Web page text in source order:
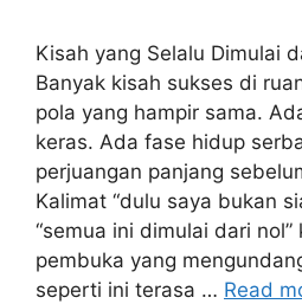
Kisah yang Selalu Dimulai
Banyak kisah sukses di
pola yang hampir sama.
keras. Ada fase hidup
perjuangan panjang
Kalimat “dulu saya bukan
“semua ini dimulai dari nol”
pembuka yang
seperti ini terasa … Read